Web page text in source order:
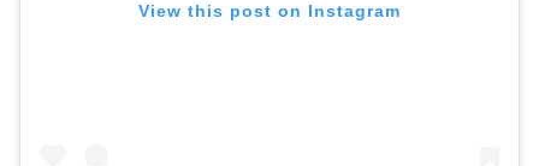
View this post on Instagram